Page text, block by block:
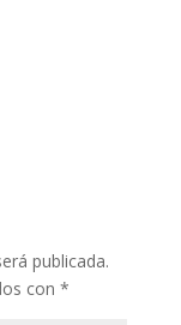
publicada.
con *